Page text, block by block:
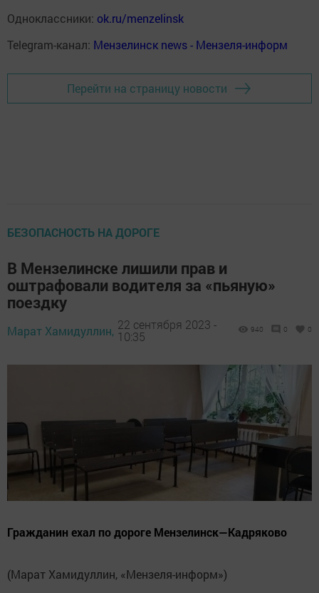
Одноклассники: ok.ru/menzelinsk
Telegram-канал: Мензелинск news - Мензеля-информ
Перейти на страницу новости
БЕЗОПАСНОСТЬ НА ДОРОГЕ
В Мензелинске лишили прав и
оштрафовали водителя за «пьяную»
поездку
Марат Хамидуллин, 22 сентября 2023 -
10:35
940 0 0
Гражданин ехал по дороге Мензелинск—Кадряково
(Марат Хамидуллин, «Мензеля-информ»)